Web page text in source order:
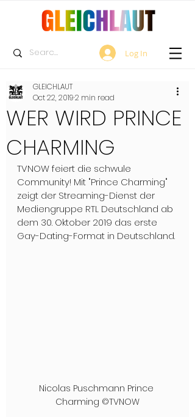
Log In
WER WIRD PRINCE
CHARMING
GLEICHLAUT
Oct 22, 20192 min read
TVNOW feiert die schwule
Community! Mit "Prince Charming"
zeigt der Streaming-Dienst der
Mediengruppe RTL Deutschland ab
dem 30. Oktober 2019 das erste
Gay-Dating-Format in Deutschland.
Nicolas Puschmann Prince
Charming ©TVNOW